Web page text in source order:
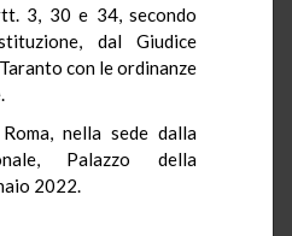
3, 30 e 34, secondo
dal Giudice
con le ordinanze
nella sede dalla
Palazzo della
2022.